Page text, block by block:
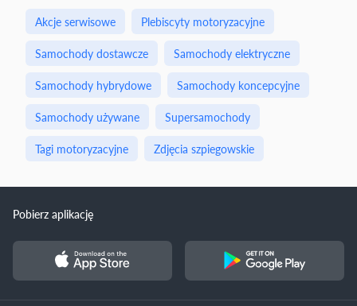
Akcje serwisowe
Plebiscyty motoryzacyjne
Samochody dostawcze
Samochody elektryczne
Samochody hybrydowe
Samochody koncepcyjne
Samochody używane
Supersamochody
Tagi motoryzacyjne
Zdjęcia szpiegowskie
Pobierz aplikację